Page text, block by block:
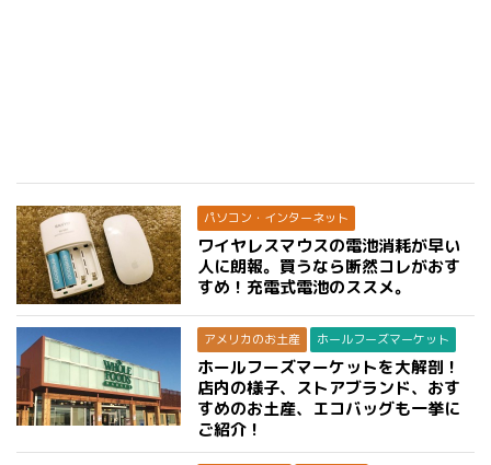
パソコン・インターネット
ワイヤレスマウスの電池消耗が早い
人に朗報。買うなら断然コレがおす
すめ！充電式電池のススメ。
アメリカのお土産 ホールフーズマーケット
ホールフーズマーケットを大解剖！
店内の様子、ストアブランド、おす
すめのお土産、エコバッグも一挙に
ご紹介！